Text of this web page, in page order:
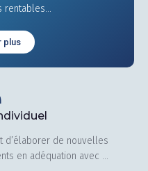
rentables...
plus
d’élaborer de nouvelles
en adéquation avec ...